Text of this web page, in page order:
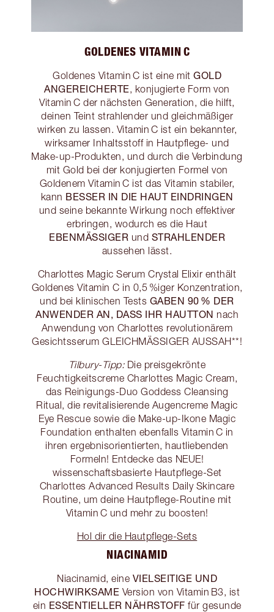
GOLDENES VITAMIN C
Goldenes Vitamin C ist eine mit GOLD
ANGEREICHERTE , konjugierte Form von
Vitamin C der nächsten Generation, die hilft,
deinen Teint strahlender und gleichmäßiger
wirken zu lassen. Vitamin C ist ein bekannter,
wirksamer Inhaltsstoff in Hautpflege- und
Make-up-Produkten, und durch die Verbindung
mit Gold bei der konjugierten Formel von
Goldenem Vitamin C ist das Vitamin stabiler,
kann BESSER IN DIE HAUT EINDRINGEN
und seine bekannte Wirkung noch effektiver
erbringen, wodurch es die Haut
EBENMÄSSIGER und STRAHLENDER
aussehen lässt.
Charlottes Magic Serum Crystal Elixir enthält
Goldenes Vitamin C in 0,5 %iger Konzentration,
und bei klinischen Tests GABEN 90 % DER
ANWENDER AN, DASS IHR HAUTTON nach
Anwendung von Charlottes revolutionärem
Gesichtsserum GLEICHMÄSSIGER AUSSAH**!
Tilbury-Tipp:Die preisgekrönte
Feuchtigkeitscreme Charlottes Magic Cream,
das Reinigungs-Duo Goddess Cleansing
Ritual, die revitalisierende Augencreme Magic
Eye Rescue sowie die Make-up-Ikone Magic
Foundation enthalten ebenfalls Vitamin C in
ihren ergebnisorientierten, hautliebenden
Formeln! Entdecke das NEUE!
wissenschaftsbasierte Hautpflege-Set
Charlottes Advanced Results Daily Skincare
Routine, um deine Hautpflege-Routine mit
Vitamin C und mehr zu boosten!
Hol dir die Hautpflege-Sets
NIACINAMID
Niacinamid, eine VIELSEITIGE UND
HOCHWIRKSAME Version von Vitamin B3, ist
ein ESSENTIELLER NÄHRSTOFF für gesunde